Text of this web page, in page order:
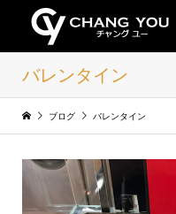
バレンタイン
ブログ バレンタイン